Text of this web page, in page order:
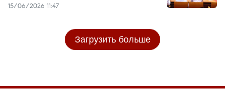
15/06/2026 11:47
Загрузить больше